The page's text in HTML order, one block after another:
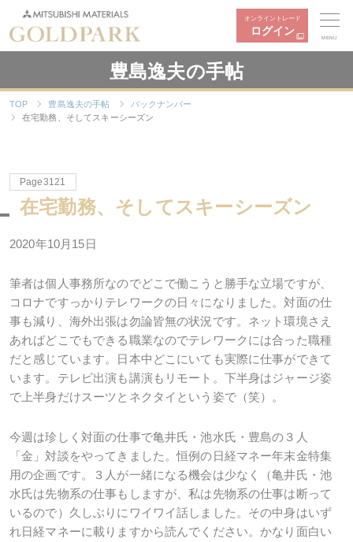
オンライントレード
ログイン
MENU
豊島逸夫の手帖
TOP 豊島逸夫の手帖
バックナンバー
在宅勤務、そしてスキーシーズン
Page3121
在宅勤務、そしてスキーシーズン
2020年10月15日
筆者は個人事務所なのでどこで働こうと勝手な立場ですが、
コロナですっかりテレワークの日々になりました。対面の仕
事も減り、海外出張は勿論皆無の状況です。ネット環境さえ
あればどこでもできる職業なのでテレワークには合った職種
だと感じています。日本中どこにいても実際に仕事ができて
います。テレビ出演も講演もリモート。下半身はジャージ姿
で上半身だけスーツとネクタイという姿で（笑）。
今週は珍しく対面の仕事で亀井氏・池水氏・豊島の３人
「金」対談をやってきました。恒例の日経マネー年末金特集
用の企画です。３人が一緒になる機会は少なく（亀井氏・池
水氏は先物系の仕事もしますが、私は先物系の仕事は断って
いるので）久しぶりにワイワイ話しました。その中身はいず
れ日経マネーに載りますから読んでください。かなり面白い